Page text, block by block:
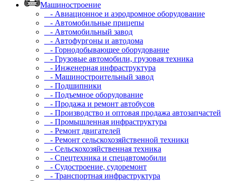
Машиностроение
- Авиационное и аэродромное оборудование
- Автомобильные прицепы
- Автомобильный завод
- Автофургоны и автодома
- Горнодобывающее оборудование
- Грузовые автомобили, грузовая техника
- Инженерная инфраструктура
- Машиностроительный завод
- Подшипники
- Подъемное оборудование
- Продажа и ремонт автобусов
- Производство и оптовая продажа автозапчастей
- Промышленная инфраструктура
- Ремонт двигателей
- Ремонт сельскохозяйственной техники
- Сельскохозяйственная техника
- Спецтехника и спецавтомобили
- Судостроение, судоремонт
- Транспортная инфраструктура